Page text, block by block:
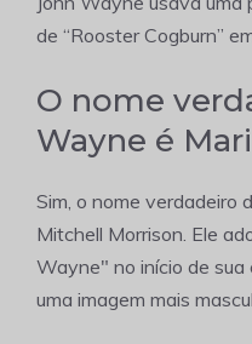
de “Rooster Cogburn”
O nome
Wayne é
Sim, o nome verdadeiro
Mitchell Morrison. Ele
Wayne" no início de sua
uma imagem mais